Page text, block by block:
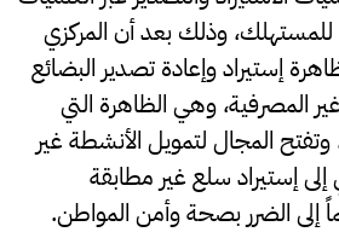
وذلك بعد أن المركزي
إستيراد وإعادة تصدير البضائع
المصرفية، وهي الظاهرة التي
المجال لتمويل الأنشطة غير
إستيراد سلع غير مطابقة
إلى الضرر بصحة وأمن المواطن.